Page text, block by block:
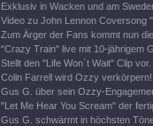
Exklusiv in Wacken und am
Video zu John Lennon Coversong
Zum Ärger der Fans kommt nun
"Crazy Train" live mit 10-jährigem
Stellt den "Life Won`t Wait" Clip vor.
Colin Farrell wird Ozzy verkörpern!
Gus G. über sein Ozzy-
"Let Me Hear You Scream" der
Gus G. schwärmt in höchsten